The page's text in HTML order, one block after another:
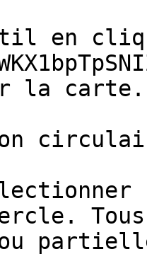
en
la carte.